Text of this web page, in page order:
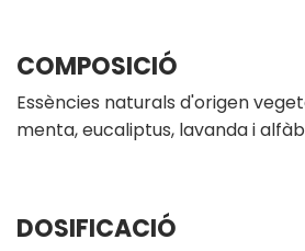
COMPOSICIÓ
Essències naturals d'origen
menta, eucaliptus, lavanda i
DOSIFICACIÓ